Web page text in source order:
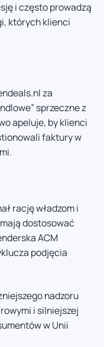
i często prowadzą
których klienci
za
sprzeczne z
apeluje, by klienci
faktury w
rację władzom i
dostosować
ACM
podjęcia
nadzoru
i silniejszej
w Unii